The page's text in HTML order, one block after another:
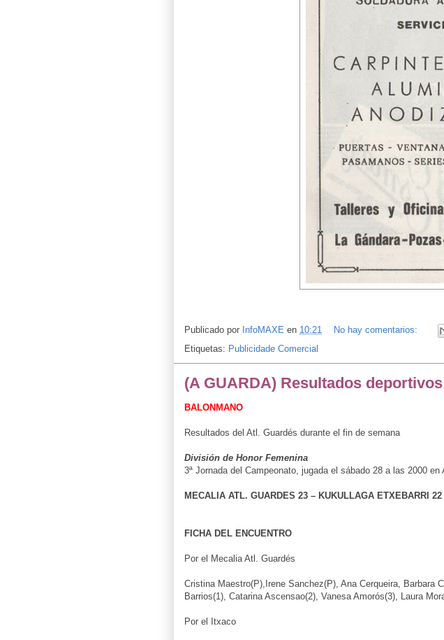
Publicado por InfoMAXE en 10:21
No hay comentarios:
Etiquetas: Publicidade Comercial
(A GUARDA) Resultados
BALONMANO
Resultados del Atl. Guardés durante el fin de semana
División de Honor Femenina
3ª Jornada del Campeonato, jugada el sábado 28 a las 2000 en
MECALIA ATL. GUARDES 23 – KUKULLAGA ETXEBARRI 22
FICHA DEL ENCUENTRO
Por el Mecalia Atl. Guardés
Cristina Maestro(P),Irene Sanchez(P), Ana Cerqueira, Barbara
Barrios(1), Catarina Ascensao(2), Vanesa Amorós(3), Laura
Por el Itxaco